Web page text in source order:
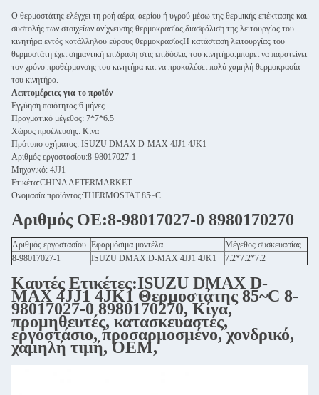
Ο θερμοστάτης ελέγχει τη ροή αέρα, αερίου ή υγρού μέσω της θερμικής επέκτασης και
συστολής των στοιχείων ανίχνευσης θερμοκρασίας,διασφάλιση της λειτουργίας του
κινητήρα εντός κατάλληλου εύρους θερμοκρασίαςΗ κατάσταση λειτουργίας του
θερμοστάτη έχει σημαντική επίδραση στις επιδόσεις του κινητήρα.μπορεί να παρατείνει
τον χρόνο προθέρμανσης του κινητήρα και να προκαλέσει πολύ χαμηλή θερμοκρασία
του κινητήρα.
Λεπτομέρειες για το προϊόν
Εγγύηση ποιότητας:6 μήνες
Πραγματικό μέγεθος: 7*7*6.5
Χώρος προέλευσης: Κίνα
Πρότυπο οχήματος: ISUZU DMAX D-MAX 4JJ1 4JK1
Αριθμός εργοστασίου:8-98017027-1
Μηχανικό: 4JJ1
Ετικέτα:CHINA AFTERMARKET
Ονομασία προϊόντος:THERMOSTAT 85~C
Αριθμός ΟΕ:8-98017027-0 8980170270
Αριθμός εργοστασίου Εφαρμόσιμα μοντέλα
Μέγεθος συσκευασίας
8-98017027-1
ISUZU DMAX D-MAX 4JJ1 4JK1 7.2*7.2*7.2
Καυτές Ετικέτες:ISUZU DMAX D-
MAX 4JJ1 4JK1 Θερμοστάτης 85~C 8-
98017027-0 8980170270, Κίνα,
προμηθευτές, κατασκευαστές,
εργοστάσιο, προσαρμοσμένο, χονδρικό,
χαμηλή τιμή, OEM,